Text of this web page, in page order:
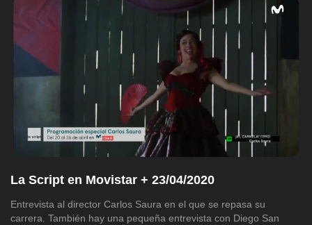
La Script en Movistar + 23/04/2020
Entrevista al director Carlos Saura en el que se repasa su
carrera. También hay una pequeña entrevista con Diego San